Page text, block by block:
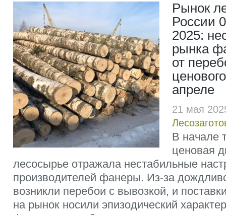
Рынок
России
2025:
рынка
от
апреле
21 мая
В начале
ценовая
лесосырье отражала нестабильные
производителей фанеры. Из-за
возникли перебои с вывозкой, и
на рынок носили эпизодический